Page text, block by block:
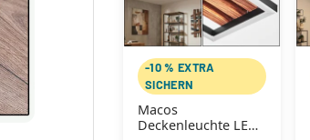
-10 % EXTRA
SICHERN
Macos
Deckenleuchte LED